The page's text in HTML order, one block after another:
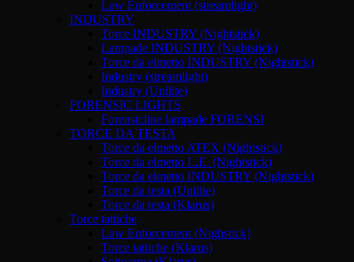
Law Enforcement (streamlight)
INDUSTRY
Torce INDUSTRY (Nightstick)
Lampade INDUSTRY (Nightstick)
Torce da elmetto INDUSTRY (Nightstick)
Industry (streamlight)
Industry (Unilite)
FORENSIC LIGHTS
Forensicline lampade FORENSI
TORCE DA TESTA
Torce da elmetto ATEX (Nightstick)
Torce da elmetto L.E. (Nightstick)
Torce da elmetto INDUSTRY (Nightstick)
Torce da testa (Unilite)
Torce da testa (Klarus)
Torce tattiche
Law Enforcement (Nighstick)
Torce tattiche (Klarus)